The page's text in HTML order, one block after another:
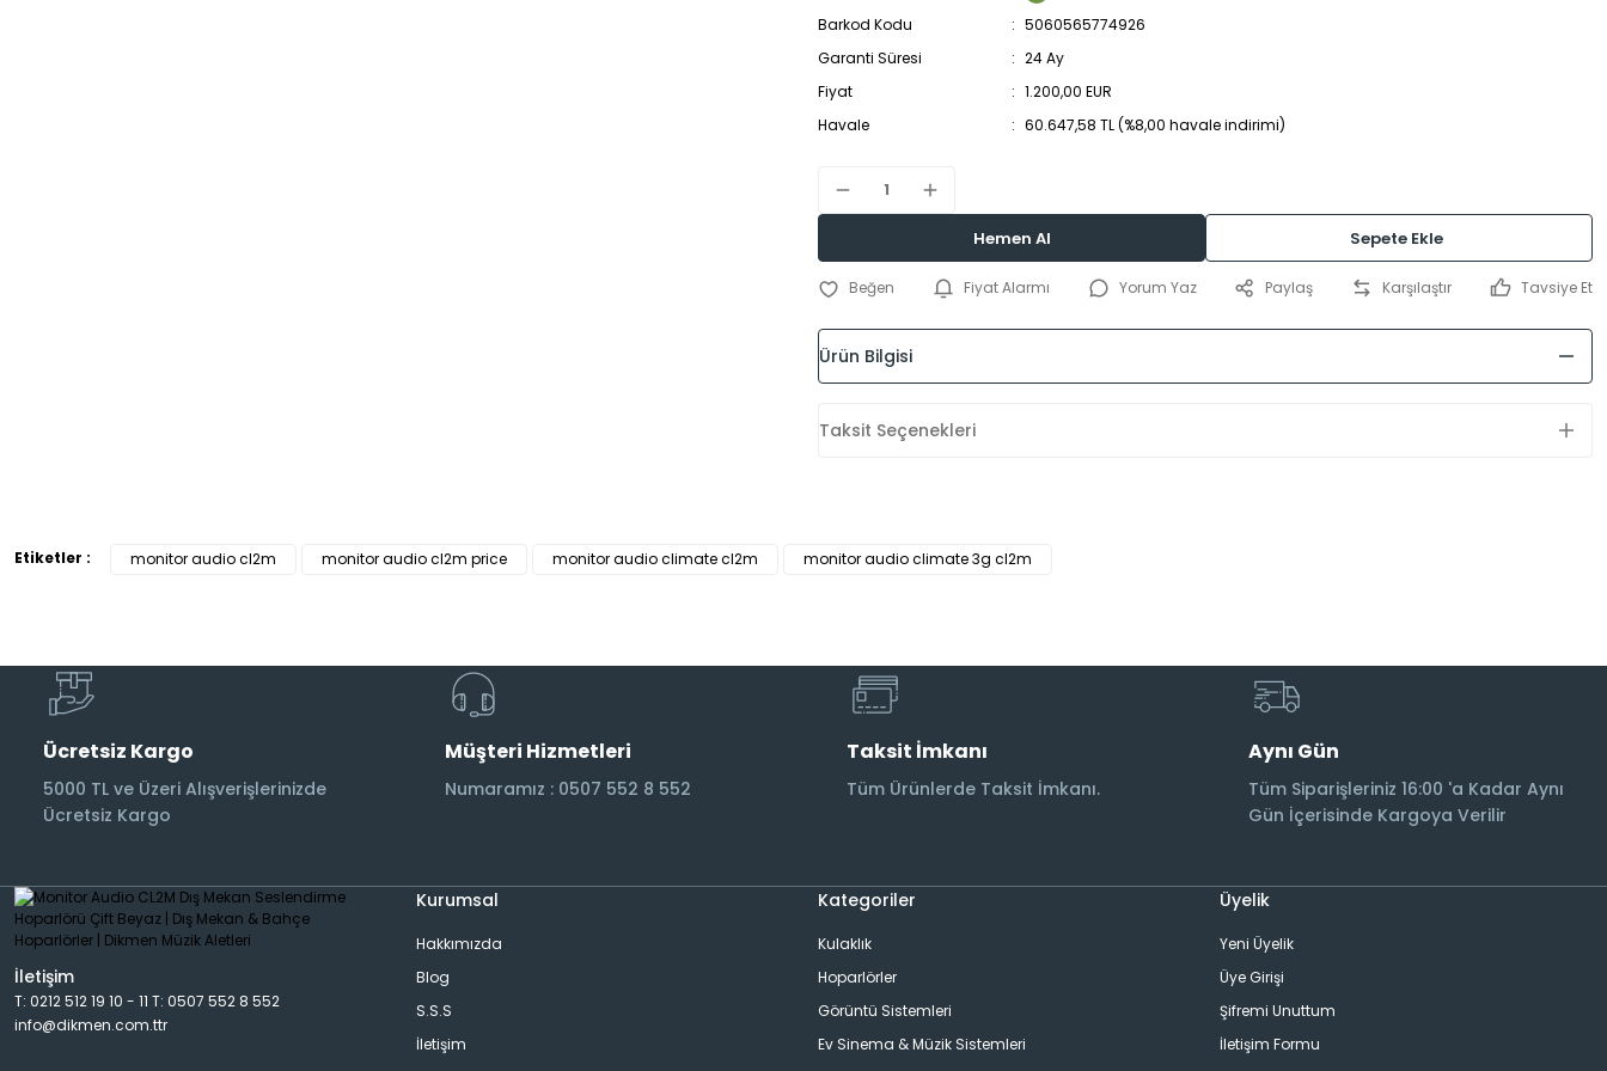
Barkod Kodu
5060565774926
Garanti Süresi
24 Ay
Fiyat
1.200,00 EUR
Havale
60.647,58 TL (%8,00 havale indirimi)
Hemen Al Sepete Ekle
Fiyat Alarmı Yorum Yaz Paylaş Karşılaştır Tavsiye Et
Ürün Bilgisi
Taksit Seçenekleri
Etiketler : monitor audio cl2m monitor audio cl2m price monitor audio climate cl2m monitor audio climate 3g cl2m
Ücretsiz Kargo
5000 TL ve Üzeri Alışverişlerinizde
Ücretsiz Kargo
Müşteri Hizmetleri
Numaramız : 0507 552 8 552
Taksit İmkanı
Tüm Ürünlerde Taksit İmkanı.
Aynı Gün
Tüm Siparişleriniz 16:00 'a Kadar Aynı
Gün İçerisinde Kargoya Verilir
İletişim
T: 0212 512 19 10 - 11 T: 0507 552 8 552
info@dikmen.com.ttr
Kurumsal
Hakkımızda
Blog
S.S.S
İletişim
Kategoriler
Kulaklık
Hoparlörler
Görüntü Sistemleri
Ev Sinema & Müzik Sistemleri
Üyelik
Yeni Üyelik
Üye Girişi
Şifremi Unuttum
İletişim Formu
Subwoofer Kabloları